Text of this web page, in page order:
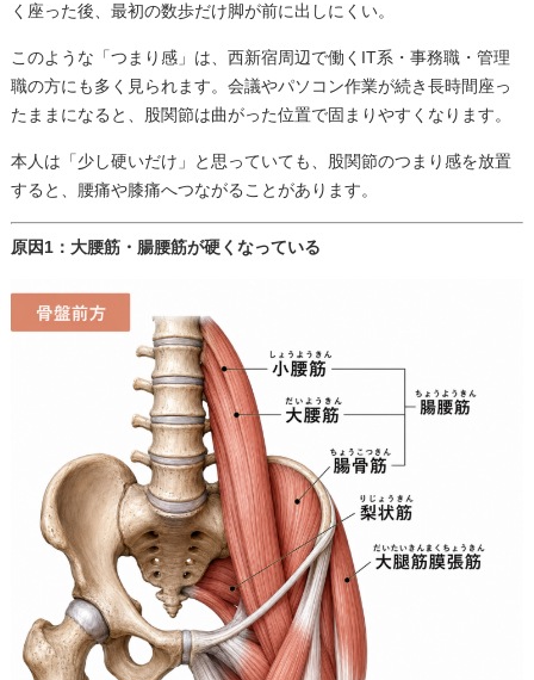
く座った後、最初の数歩だけ脚が前に出しにくい。
このような「つまり感」は、西新宿周辺で働くIT系・事務職・管理
職の方にも多く見られます。会議やパソコン作業が続き長時間座っ
たままになると、股関節は曲がった位置で固まりやすくなります。
本人は「少し硬いだけ」と思っていても、股関節のつまり感を放置
すると、腰痛や膝痛へつながることがあります。
原因1：大腰筋・腸腰筋が硬くなっている